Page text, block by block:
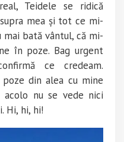
Teidele se ridică
mea și tot ce mi-
bată vântul, că mi-
în poze. Bag urgent
ce credeam.
din alea cu mine
nu se vede nici
Hi, hi, hi!